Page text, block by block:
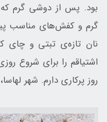
بود. پس از دوشی گرم که
گرم و کفش‌های مناسب
نان تازه‌ی تبتی و چای
اشتیاقم را برای شروع
روز پرکاری دارم. شهر